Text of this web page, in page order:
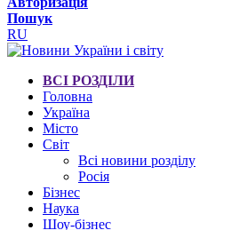
Пошук
RU
ВСІ РОЗДІЛИ
Головна
Україна
Місто
Світ
Всі новини розділу
Росія
Бізнес
Наука
Шоу-бізнес